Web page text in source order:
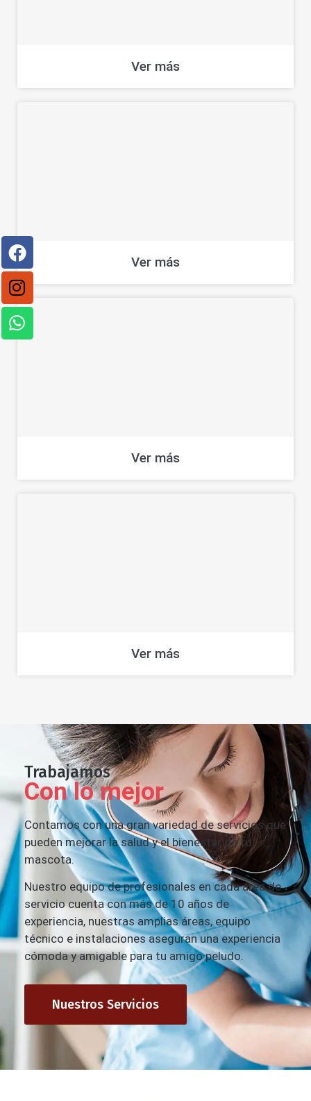
Ver más
Ver más
Ver más
Ver más
Trabajamos
Con lo mejor
Contamos con una gran variedad de servicios que
pueden mejorar la salud y el bienestar de tu
mascota.
Nuestro equipo de profesionales en cada área de
servicio cuenta con más de 10 años de
experiencia, nuestras amplias áreas, equipo
técnico e instalaciones aseguran una experiencia
cómoda y amigable para tu amigo peludo.
Nuestros Servicios